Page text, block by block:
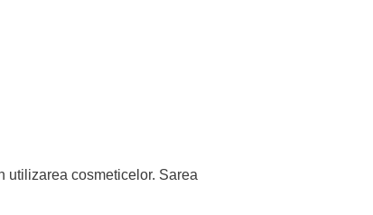
utilizarea cosmeticelor. Sarea